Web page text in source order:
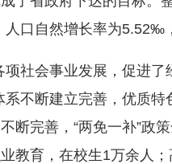
口自然增长率为5.52‰
会事业发展，促进了
不断建立完善，优质特
断完善，“两免一补”政
教育，在校生1万余人